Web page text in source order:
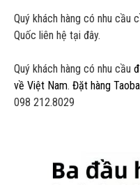
Quý khách hàng có nhu cầu
Quốc liên hệ tại đây.
Quý khách hàng có nhu cầu
về Việt Nam. Đặt hàng
098 212.8029